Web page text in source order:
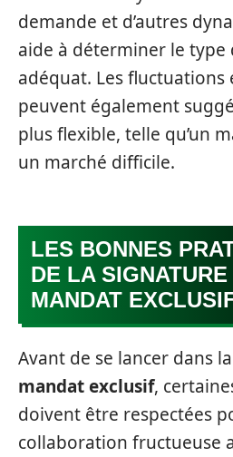
demande et d’autres
aide à déterminer le type
adéquat. Les fluctuations
peuvent également
plus flexible, telle qu’un
un marché difficile.
LES BONNES
DE LA SIGNATURE
MANDAT
Avant de se lancer dans
mandat exclusif,
doivent être respectées
collaboration fructueuse